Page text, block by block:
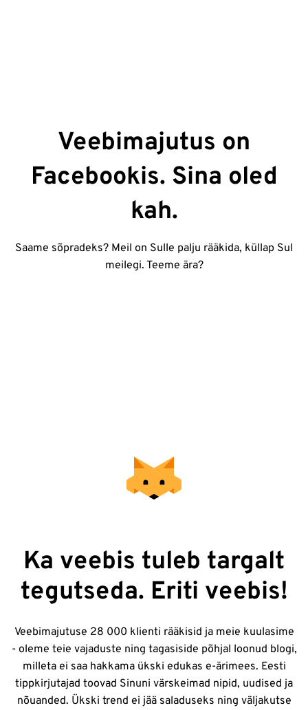
Veebimajutus on
Facebookis. Sina oled
kah.
Saame sõpradeks? Meil on Sulle palju rääkida, küllap Sul
meilegi. Teeme ära?
Ka veebis tuleb targalt
tegutseda. Eriti veebis!
Veebimajutuse 28 000 klienti rääkisid ja meie kuulasime
- oleme teie vajaduste ning tagasiside põhjal loonud blogi,
milleta ei saa hakkama ükski edukas e-ärimees. Eesti
tippkirjutajad toovad Sinuni värskeimad nipid, uudised ja
nõuanded. Ükski trend ei jää saladuseks ning väljakutse